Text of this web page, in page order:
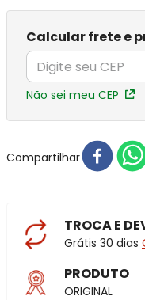
Calcular frete e
Não sei meu CEP
Compartilhar
TROCA E
Grátis 30 dias
PRODUTO
ORIGINAL